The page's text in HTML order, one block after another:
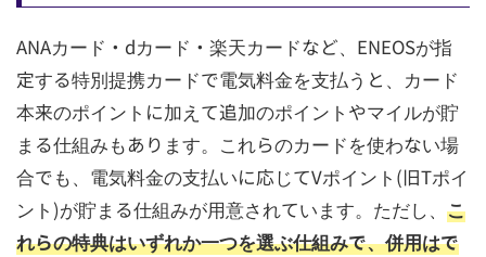
ANAカード・dカード・楽天カードなど、ENEOSが指
定する特別提携カードで電気料金を支払うと、カード
本来のポイントに加えて追加のポイントやマイルが貯
まる仕組みもあります。これらのカードを使わない場
合でも、電気料金の支払いに応じてVポイント(旧Tポイ
ント)が貯まる仕組みが用意されています。ただし、 こ
れらの特典はいずれか一つを選ぶ仕組みで、併用はで